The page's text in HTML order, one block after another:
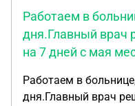
Работаем в
дня.Главный врач
на 7 дней с мая
Работаем в
дня.Главный врач